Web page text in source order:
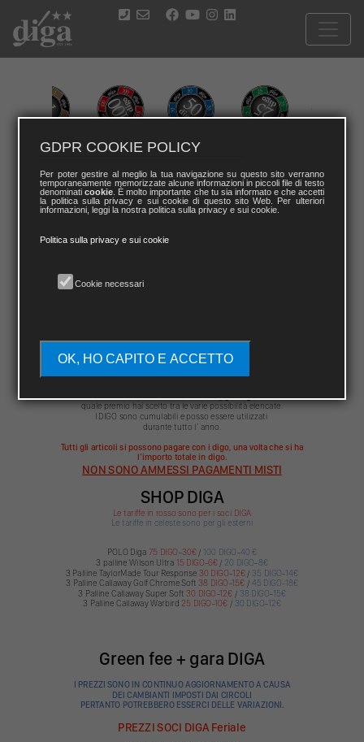
PREMI
DIGA nel 2024 introduce i seguenti criteri di premiazione per le
gare feriali e per le gare festive come segue.
il vincitore riceverà in premio i DIGO*, la moneta digitale di DIGA
che permette di utilizzare tutti i servizi di DIGA: (pagare una
*I DIGO verranno usati esclusivamente nelle gare con formula Play&Go
** Premio messo a disposizione da uno sponsor.
quale premio hai scelto tra le varie possibilità elencate.
I DIGO sono cumulabili e posso essere utilizzati
durante tutto l’ anno.
Tutti gli articoli si possono pagare con i digo, una volta che si ha
l’importo totale in digo.
NON SONO AMMESSI PAGAMENTI MISTI
SHOP DIGA
Le tariffe in rosso sono per i soci DIGA
Le tariffe in celeste sono per gli esterni
POLO Diga 75 DIGO-30€ / 100 DIGO-40 €
3 palline Wilson Ultra 15 DIGO-6€ / 20 DIGO-8€
3 Palline TaylorMade Tour Response 30 DIGO-12€ /35 DIGO-14€
3 Palline Callaway Golf Chrome Soft38 DIGO-15€ / 45 DIGO-18€
3 Palline Callaway Super Soft30 DIGO-12€ / 38 DIGO-15€
3 Palline Callaway Warbird 25 DIGO-10€ / 30 DIGO-12€
Green fee + gara DIGA
I PREZZI SONO IN CONTINUO AGGIORNAMENTO A CAUSA
DEI CAMBIANTI IMPOSTI DAI CIRCOLI
PERTANTO POTREBBERO ESSERCI DELLE VARIAZIONI.
PREZZI SOCI DIGA Feriale
GDPR COOKIE POLICY
Per poter gestire al meglio la tua navigazione su questo sito verranno
temporaneamente memorizzate alcune informazioni in piccoli file di testo
denominaticookie . È molto importante che tu sia informato e che accetti
la politica sulla privacy e sui cookie di questo sito Web. Per ulteriori
informazioni, leggi la nostra politica sulla privacy e sui cookie.
Politica sulla privacy e sui cookie
Cookie necessari
OK, HO CAPITO E ACCETTO